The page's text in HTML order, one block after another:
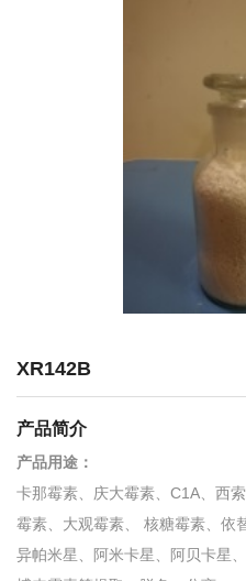
XR142B
产品简介
产品用途：
卡那霉素、庆大霉素、C1A、西
霉素、大观霉素、 核糖霉素、依
异帕米星、阿米卡星、阿贝卡星